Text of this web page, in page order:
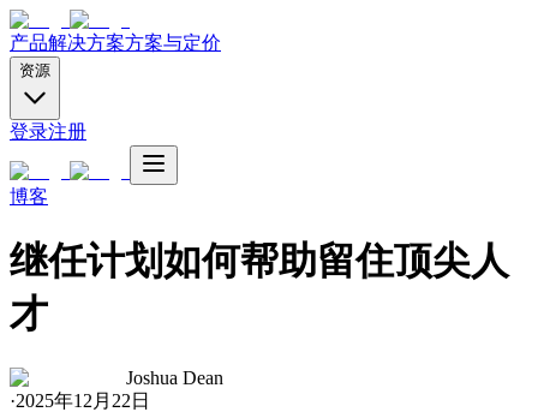
产品解决方案方案与定价
资源
登录注册
博客
继任计划如何帮助留住顶尖人
才
Joshua Dean
·2025年12月22日